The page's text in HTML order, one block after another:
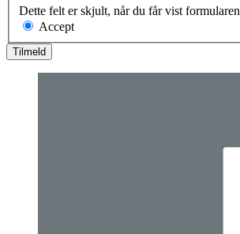
Dette felt er skjult, når du får vist formularen
Accept
Tilmeld